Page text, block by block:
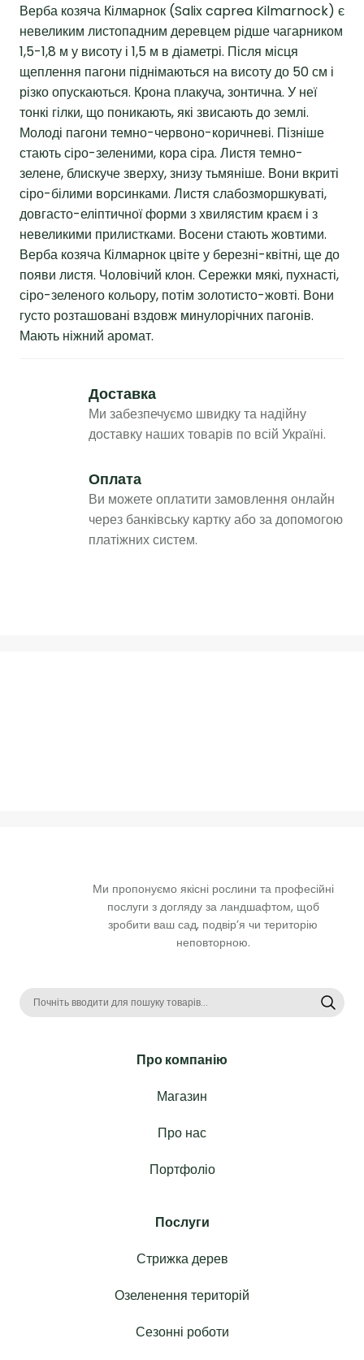
Верба козяча Кілмарнок (Salix caprea Kilmarnock) є
невеликим листопадним деревцем рідше чагарником
1,5-1,8 м у висоту і 1,5 м в діаметрі. Після місця
щеплення пагони піднімаються на висоту до 50 см і
різко опускаються. Крона плакуча, зонтична. У неї
тонкі гілки, що поникають, які звисають до землі.
Молоді пагони темно-червоно-коричневі. Пізніше
стають сіро-зеленими, кора сіра. Листя темно-
зелене, блискуче зверху, знизу тьмяніше. Вони вкриті
сіро-білими ворсинками. Листя слабозморшкуваті,
довгасто-еліптичної форми з хвилястим краєм і з
невеликими прилистками. Восени стають жовтими.
Верба козяча Кілмарнок цвіте у березні-квітні, ще до
появи листя. Чоловічий клон. Сережки мякі, пухнасті,
сіро-зеленого кольору, потім золотисто-жовті. Вони
густо розташовані вздовж минулорічних пагонів.
Мають ніжний аромат.
Доставка
Ми забезпечуємо швидку та надійну
доставку наших товарів по всій Україні.
Оплата
Ви можете оплатити замовлення онлайн
через банківську картку або за допомогою
платіжних систем.
Ми пропонуємо якісні рослини та професійні
послуги з догляду за ландшафтом, щоб
зробити ваш сад, подвір’я чи територію
неповторною.
Про компанію
Магазин
Про нас
Портфоліо
Послуги
Стрижка дерев
Озеленення територій
Сезонні роботи